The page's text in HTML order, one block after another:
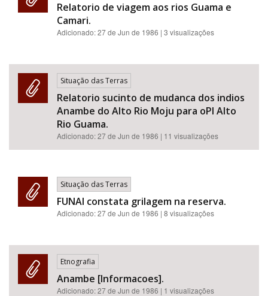
Relatorio de viagem aos rios Guama e
Camari.
Adicionado:27 de Jun de 1986 | 3 visualizações
Situação das Terras
Relatorio sucinto de mudanca dos indios
Anambe do Alto Rio Moju para oPI Alto
Rio Guama.
Adicionado:27 de Jun de 1986 | 11 visualizações
Situação das Terras
FUNAI constata grilagem na reserva.
Adicionado:27 de Jun de 1986 | 8 visualizações
Etnografia
Anambe [Informacoes].
Adicionado:27 de Jun de 1986 | 1 visualizações